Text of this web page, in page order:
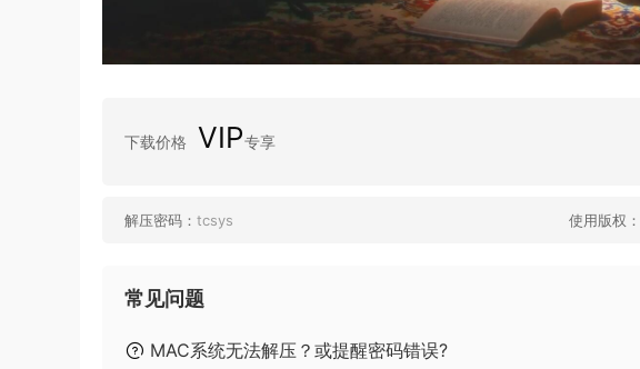
下载价格 VIP专享
解压密码： tcsys 使用版权：
常见问题
MAC系统无法解压？或提醒密码错误?